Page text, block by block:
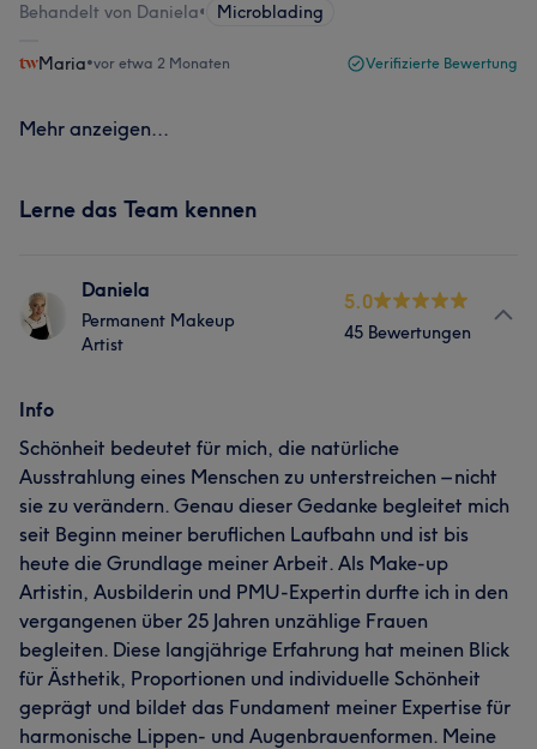
Behandelt von Daniela• Microblading
Maria•vor etwa 2 Monaten Verifizierte Bewertung
Mehr anzeigen...
Lerne das Team kennen
Daniela
Permanent Makeup
Artist
5.0
45 Bewertungen
Info
Schönheit bedeutet für mich, die natürliche
Ausstrahlung eines Menschen zu unterstreichen – nicht
sie zu verändern. Genau dieser Gedanke begleitet mich
seit Beginn meiner beruflichen Laufbahn und ist bis
heute die Grundlage meiner Arbeit. Als Make-up
Artistin, Ausbilderin und PMU-Expertin durfte ich in den
vergangenen über 25 Jahren unzählige Frauen
begleiten. Diese langjährige Erfahrung hat meinen Blick
für Ästhetik, Proportionen und individuelle Schönheit
geprägt und bildet das Fundament meiner Expertise für
harmonische Lippen- und Augenbrauenformen. Meine